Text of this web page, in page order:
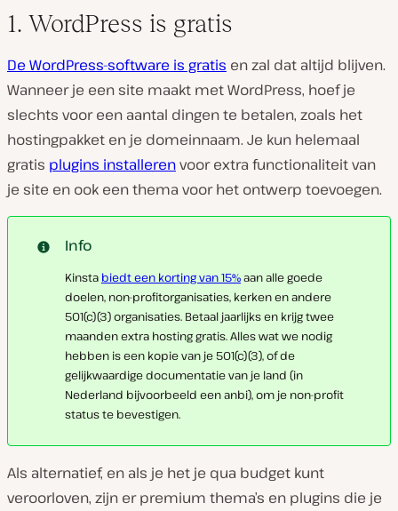
1. WordPress is gratis
De WordPress-software is gratis en zal dat altijd blijven.
Wanneer je een site maakt met WordPress, hoef je
slechts voor een aantal dingen te betalen, zoals het
hostingpakket en je domeinnaam. Je kun helemaal
gratis plugins installerenvoor extra functionaliteit van
je site en ook een thema voor het ontwerp toevoegen.
Info
Kinsta biedt een korting van 15%aan alle goede
doelen, non-profitorganisaties, kerken en andere
501(c)(3) organisaties. Betaal jaarlijks en krijg twee
maanden extra hosting gratis. Alles wat we nodig
hebben is een kopie van je 501(c)(3), of de
gelijkwaardige documentatie van je land (in
Nederland bijvoorbeeld een anbi), om je non-profit
status te bevestigen.
Als alternatief, en als je het je qua budget kunt
veroorloven, zijn er premium thema’s en plugins die je